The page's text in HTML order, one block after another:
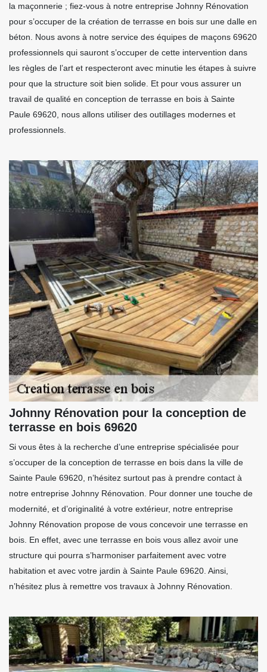
la maçonnerie ; fiez-vous à notre entreprise Johnny Rénovation
pour s’occuper de la création de terrasse en bois sur une dalle en
béton. Nous avons à notre service des équipes de maçons 69620
professionnels qui sauront s’occuper de cette intervention dans
les règles de l’art et respecteront avec minutie les étapes à suivre
pour que la structure soit bien solide. Et pour vous assurer un
travail de qualité en conception de terrasse en bois à Sainte
Paule 69620, nous allons utiliser des outillages modernes et
professionnels.
Johnny Rénovation pour la conception de
terrasse en bois 69620
Si vous êtes à la recherche d’une entreprise spécialisée pour
s’occuper de la conception de terrasse en bois dans la ville de
Sainte Paule 69620, n’hésitez surtout pas à prendre contact à
notre entreprise Johnny Rénovation. Pour donner une touche de
modernité, et d’originalité à votre extérieur, notre entreprise
Johnny Rénovation propose de vous concevoir une terrasse en
bois. En effet, avec une terrasse en bois vous allez avoir une
structure qui pourra s’harmoniser parfaitement avec votre
habitation et avec votre jardin à Sainte Paule 69620. Ainsi,
n’hésitez plus à remettre vos travaux à Johnny Rénovation.